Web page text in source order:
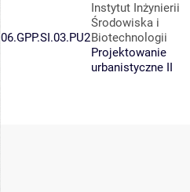
06.GPP.SI.03.PU2
Instytut Inżynierii
Środowiska i
Biotechnologii
Projektowanie
urbanistyczne II